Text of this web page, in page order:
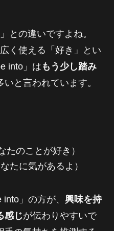
との違いですよね。
く使える「好き」とい
into」は もう少し踏み
と言われています。
たのことが好き）
たに気があるよ）
」の方が、 興味を持
感じが伝わりやすいで